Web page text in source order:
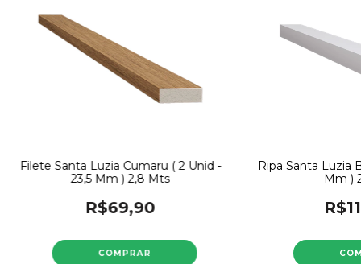
Filete Santa Luzia Cumaru ( 2 Unid -
23,5 Mm ) 2,8 Mts
R$69,90
Ripa Santa Luzia
Mm )